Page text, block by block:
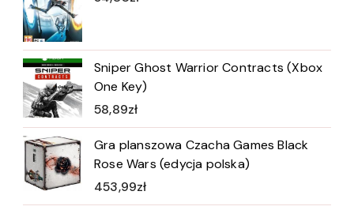
Sniper Ghost Warrior Contracts (Xbox
One Key)
58,89zł
Gra planszowa Czacha Games Black
Rose Wars (edycja polska)
453,99zł